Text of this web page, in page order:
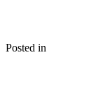
Posted in